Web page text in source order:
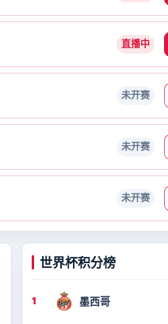
直播中
未开赛
未开赛
未开赛
世界杯积分榜
1 墨西哥